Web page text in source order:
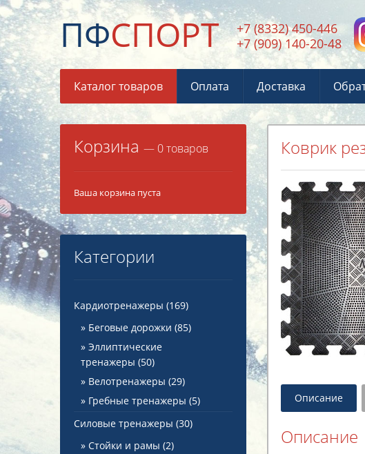
ПФСПОРТ
+7 (8332) 450-446
+7 (909) 140-20-48
Каталог товаров Оплата Доставка
Корзина — 0 товаров
Ваша корзина пуста
Категории
Кардиотренажеры (169)
Беговые дорожки (85)
Эллиптические
тренажеры (50)
Велотренажеры (29)
Гребные тренажеры (5)
Силовые тренажеры (30)
Стойки и рамы (2)
Коврик
Описание
Описание